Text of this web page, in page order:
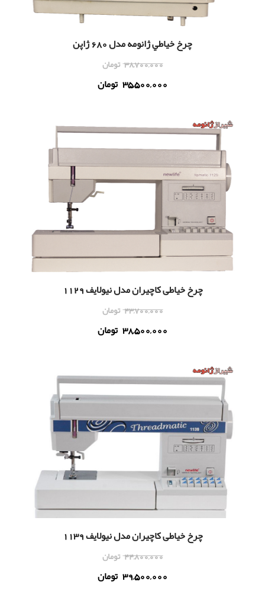
چرخ خياطي ژانومه مدل 680 ژاپن
38,700,000 تومان
35,500,000 تومان
چرخ خیاطی کاچیران مدل نیولایف 1129
43,700,000 تومان
38,500,000 تومان
چرخ خیاطی کاچیران مدل نیولایف 1139
44,800,000 تومان
39,500,000 تومان